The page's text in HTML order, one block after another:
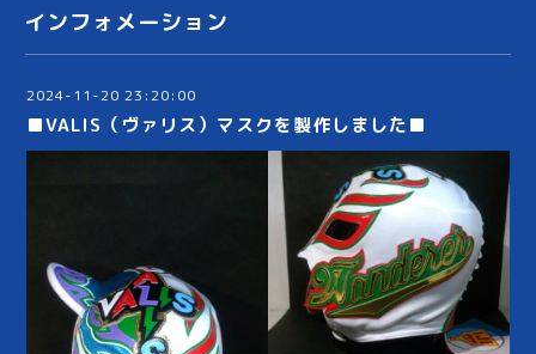
インフォメーション
2024-11-20 23:20:00
■VALIS（ヴァリス）マスクを製作しました■